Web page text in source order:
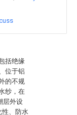
括绝缘
位于铝
的不规
纱，在
层外设
性、防水